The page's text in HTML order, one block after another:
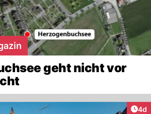
geht nicht vor
4d